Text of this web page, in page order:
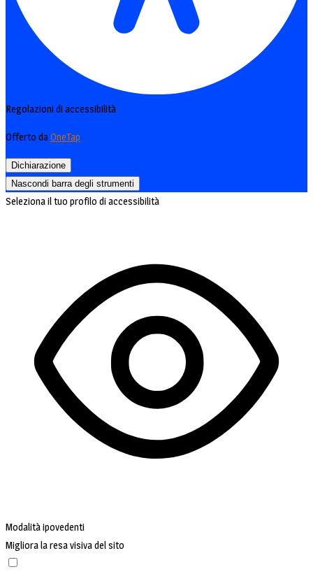
Regolazioni di accessibilità
Offerto daOneTap
Dichiarazione
Nascondi barra degli strumenti
Seleziona il tuo profilo di accessibilità
Modalità ipovedenti
Migliora la resa visiva del sito